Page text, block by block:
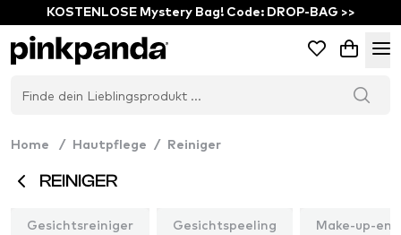
KOSTENLOSE Mystery Bag! Code: DROP-BAG >>
Home / Hautpflege / Reiniger
REINIGER
Gesichtsreiniger Gesichtspeeling Make-up-